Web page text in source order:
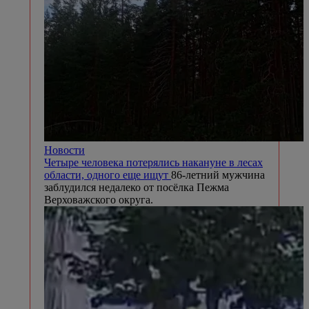
Новости
Четыре человека потерялись накануне в лесах
области, одного еще ищут 86-летний мужчина
заблудился недалеко от посёлка Пежма
Верховажского округа.